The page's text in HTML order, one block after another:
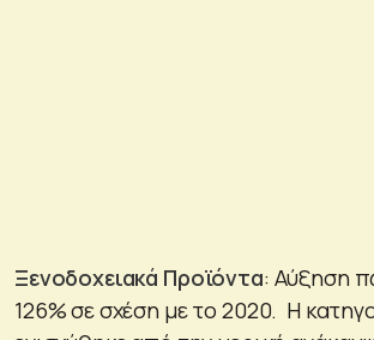
Ξενοδοχειακά Προϊόντα: Αύξηση
126% σε σχέση με το 2020. Η